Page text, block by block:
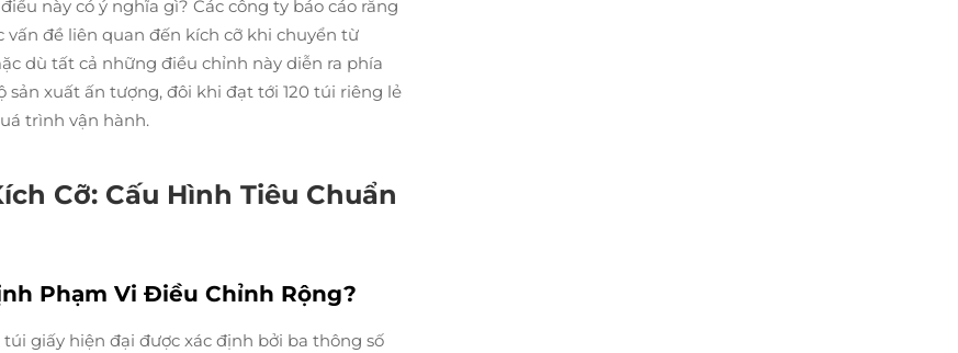
này có ý nghĩa gì? Các công ty báo cáo rằng
đề liên quan đến kích cỡ khi chuyển từ
dù tất cả những điều chỉnh này diễn ra phía
xuất ấn tượng, đôi khi đạt tới 120 túi riêng lẻ
trình vận hành.
Cỡ: Cấu Hình Tiêu Chuẩn
Phạm Vi Điều Chỉnh Rộng?
giấy hiện đại được xác định bởi ba thông số